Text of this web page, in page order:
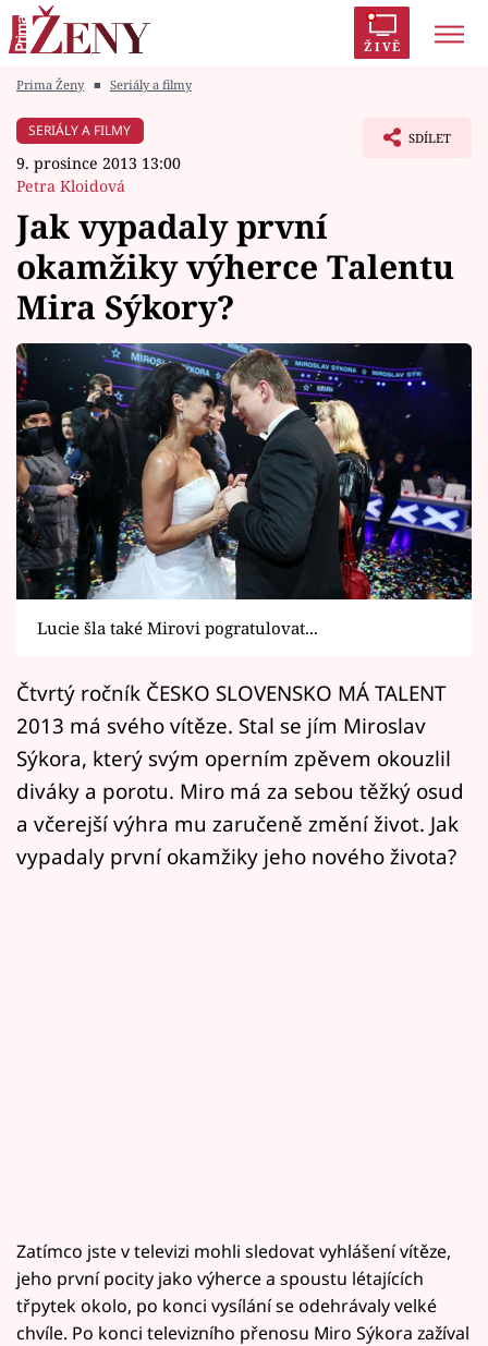
ŽIVĚ
Módní alarm
Témata
Celebrity
Vztahy
Seriály
Horoskopy
Sledujte prima+
Filmový festival Karlovy Vary
Mámy sobě
Přihlášení
Sledujte nás
Prima Ženy ■ Seriály a filmy
SERIÁLY A FILMY
9. prosince 2013 13:00
Petra Kloidová
SDÍLET
Jak vypadaly první
okamžiky výherce Talentu
Mira Sýkory?
Lucie šla také Mirovi pogratulovat...
Čtvrtý ročník ČESKO SLOVENSKO MÁ TALENT
2013 má svého vítěze. Stal se jím Miroslav
Sýkora, který svým operním zpěvem okouzlil
diváky a porotu. Miro má za sebou těžký osud
a včerejší výhra mu zaručeně změní život. Jak
vypadaly první okamžiky jeho nového života?
Zatímco jste v televizi mohli sledovat vyhlášení vítěze,
jeho první pocity jako výherce a spoustu létajících
třpytek okolo, po konci vysílání se odehrávaly velké
chvíle. Po konci televizního přenosu Miro Sýkora zažíval